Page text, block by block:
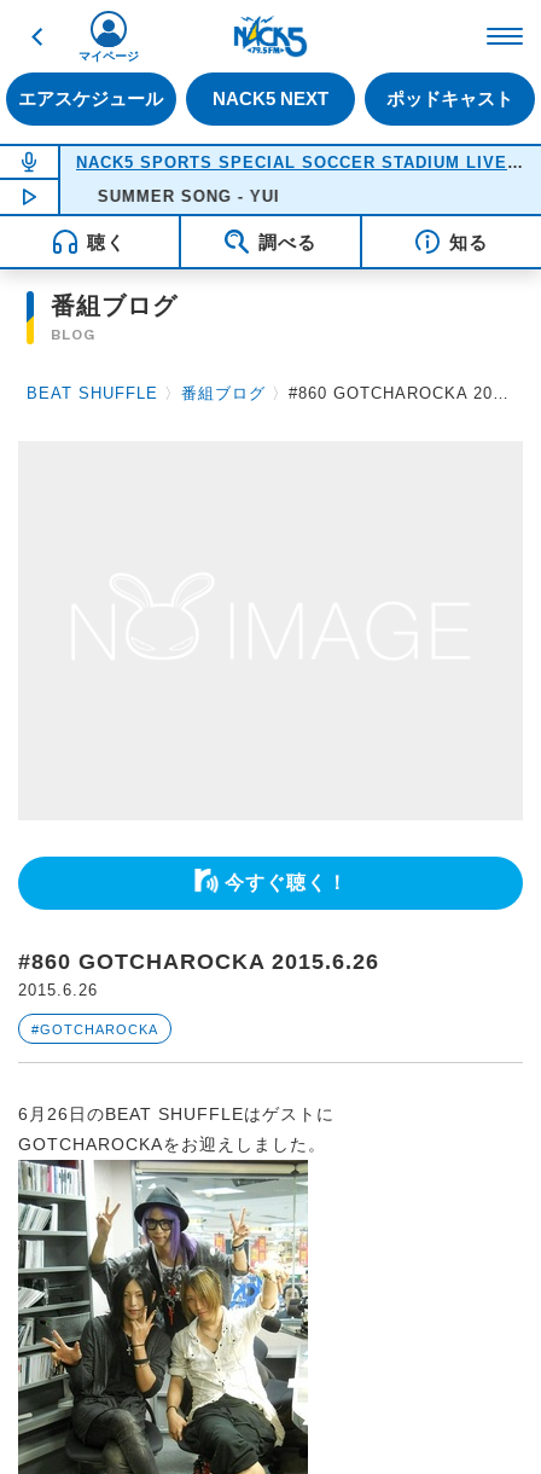
戻る
エアスケジュール NACK5 NEXT ポッドキャスト
マイページ
NOW ON AIR
NACK5 SPORTS SPECIAL SOCCER STADIUM LIVE 2026
NOW PLAYING18:05
SUMMER SONG - YUI
聴く 調べる 知る
番組ブログ
BLOG
BEAT SHUFFLE 〉番組ブログ 〉#860 GOTCHAROCKA 2015.6.26
今すぐ聴く！
#860 GOTCHAROCKA 2015.6.26
2015.6.26
#GOTCHAROCKA
6月26日のBEAT SHUFFLEはゲストに
GOTCHAROCKAをお迎えしました。